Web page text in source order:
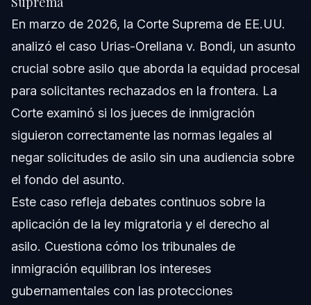
En marzo de 2026, la Corte Suprema de EE.UU.
analizó el caso Urias-Orellana v. Bondi, un asunto
crucial sobre asilo que aborda la equidad procesal
para solicitantes rechazados en la frontera. La
Corte examinó si los jueces de inmigración
siguieron correctamente las normas legales al
negar solicitudes de asilo sin una audiencia sobre
el fondo del asunto.
Este caso refleja debates continuos sobre la
aplicación de la ley migratoria y el derecho al
asilo. Cuestiona cómo los tribunales de
inmigración equilibran los intereses
gubernamentales con las protecciones